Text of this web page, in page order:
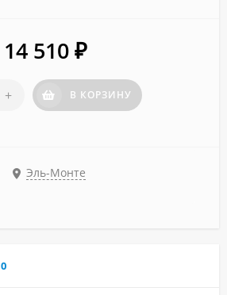
14 510 ₽
+ В КОРЗИНУ
Эль-Монте
0